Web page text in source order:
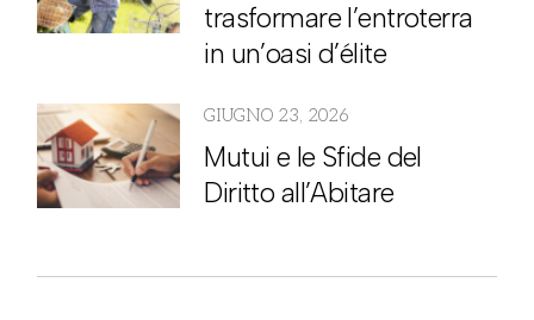
trasformare l’entroterra
in un’oasi d’élite
GIUGNO 23, 2026
Mutui e le Sfide del
Diritto all’Abitare